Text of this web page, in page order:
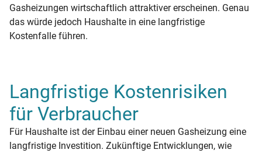
Gasheizungen wirtschaftlich attraktiver erscheinen. Genau
das würde jedoch Haushalte in eine langfristige
Kostenfalle führen.
Langfristige Kostenrisiken
für Verbraucher
Für Haushalte ist der Einbau einer neuen Gasheizung eine
langfristige Investition. Zukünftige Entwicklungen, wie